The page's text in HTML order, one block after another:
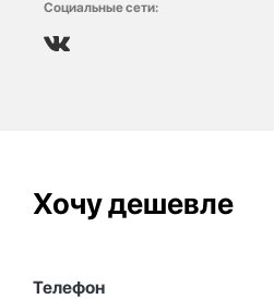
Социальные сети:
Хочу дешевле
Телефон